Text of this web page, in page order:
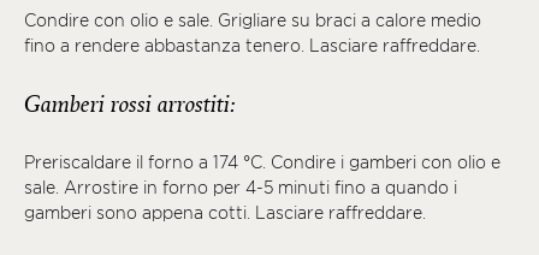
Condire con olio e sale. Grigliare su braci a calore medio
fino a rendere abbastanza tenero. Lasciare raffreddare.
Gamberi rossi arrostiti:
Preriscaldare il forno a 174 °C. Condire i gamberi con olio e
sale. Arrostire in forno per 4-5 minuti fino a quando i
gamberi sono appena cotti. Lasciare raffreddare.